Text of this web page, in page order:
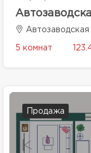
Автозаводская
5 комнат
Продажа